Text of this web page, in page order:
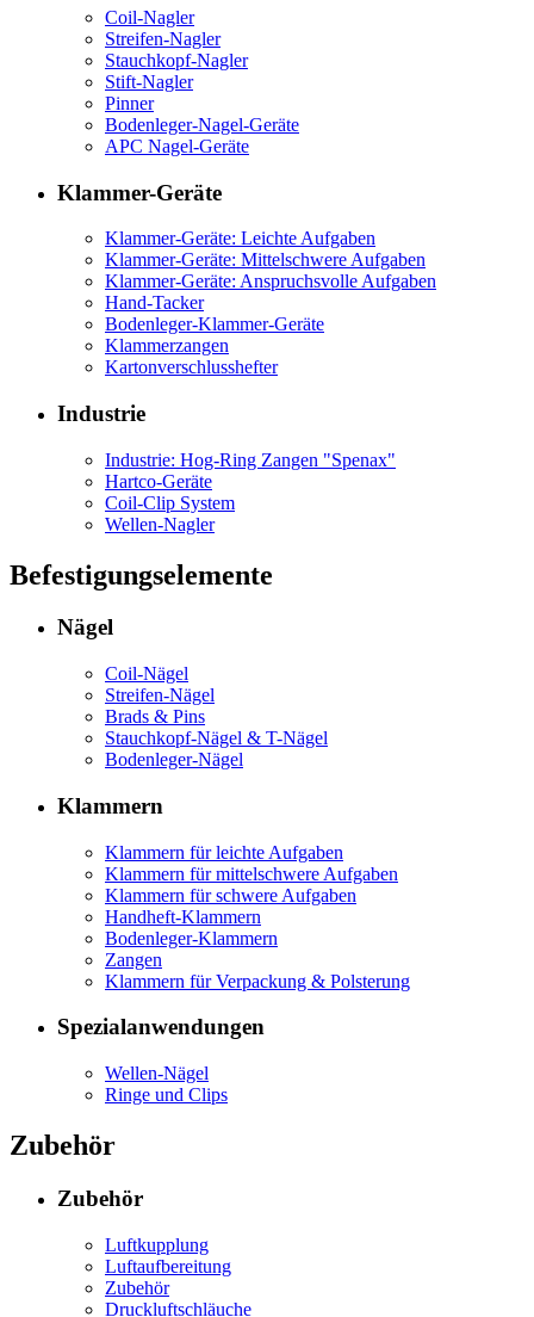
Coil-Nagler
Streifen-Nagler
Stauchkopf-Nagler
Stift-Nagler
Pinner
Bodenleger-Nagel-Geräte
APC Nagel-Geräte
Klammer-Geräte
Klammer-Geräte: Leichte Aufgaben
Klammer-Geräte: Mittelschwere Aufgaben
Klammer-Geräte: Anspruchsvolle Aufgaben
Hand-Tacker
Bodenleger-Klammer-Geräte
Klammerzangen
Kartonverschlusshefter
Industrie
Industrie: Hog-Ring Zangen "Spenax"
Hartco-Geräte
Coil-Clip System
Wellen-Nagler
Befestigungselemente
Nägel
Coil-Nägel
Streifen-Nägel
Brads & Pins
Stauchkopf-Nägel & T-Nägel
Bodenleger-Nägel
Klammern
Klammern für leichte Aufgaben
Klammern für mittelschwere Aufgaben
Klammern für schwere Aufgaben
Handheft-Klammern
Bodenleger-Klammern
Zangen
Klammern für Verpackung & Polsterung
Spezialanwendungen
Wellen-Nägel
Ringe und Clips
Zubehör
Zubehör
Luftkupplung
Luftaufbereitung
Zubehör
Druckluftschläuche